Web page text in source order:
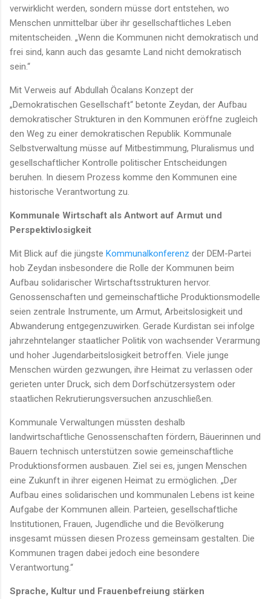
verwirklicht werden, sondern müsse dort entstehen, wo
Menschen unmittelbar über ihr gesellschaftliches Leben
mitentscheiden. „Wenn die Kommunen nicht demokratisch und
frei sind, kann auch das gesamte Land nicht demokratisch
sein.“
Mit Verweis auf Abdullah Öcalans Konzept der
„Demokratischen Gesellschaft“ betonte Zeydan, der Aufbau
demokratischer Strukturen in den Kommunen eröffne zugleich
den Weg zu einer demokratischen Republik. Kommunale
Selbstverwaltung müsse auf Mitbestimmung, Pluralismus und
gesellschaftlicher Kontrolle politischer Entscheidungen
beruhen. In diesem Prozess komme den Kommunen eine
historische Verantwortung zu.
Kommunale Wirtschaft als Antwort auf Armut und
Perspektivlosigkeit
Mit Blick auf die jüngste Kommunalkonferenz der DEM-Partei
hob Zeydan insbesondere die Rolle der Kommunen beim
Aufbau solidarischer Wirtschaftsstrukturen hervor.
Genossenschaften und gemeinschaftliche Produktionsmodelle
seien zentrale Instrumente, um Armut, Arbeitslosigkeit und
Abwanderung entgegenzuwirken. Gerade Kurdistan sei infolge
jahrzehntelanger staatlicher Politik von wachsender Verarmung
und hoher Jugendarbeitslosigkeit betroffen. Viele junge
Menschen würden gezwungen, ihre Heimat zu verlassen oder
gerieten unter Druck, sich dem Dorfschützersystem oder
staatlichen Rekrutierungsversuchen anzuschließen.
Kommunale Verwaltungen müssten deshalb
landwirtschaftliche Genossenschaften fördern, Bäuerinnen und
Bauern technisch unterstützen sowie gemeinschaftliche
Produktionsformen ausbauen. Ziel sei es, jungen Menschen
eine Zukunft in ihrer eigenen Heimat zu ermöglichen. „Der
Aufbau eines solidarischen und kommunalen Lebens ist keine
Aufgabe der Kommunen allein. Parteien, gesellschaftliche
Institutionen, Frauen, Jugendliche und die Bevölkerung
insgesamt müssen diesen Prozess gemeinsam gestalten. Die
Kommunen tragen dabei jedoch eine besondere
Verantwortung.“
Sprache, Kultur und Frauenbefreiung stärken